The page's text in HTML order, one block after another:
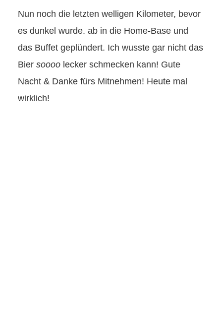
Nun noch die letzten welligen Kilometer, bevor
es dunkel wurde. ab in die Home-Base und
das Buffet geplündert. Ich wusste gar nicht das
Bier soooo lecker schmecken kann! Gute
Nacht & Danke fürs Mitnehmen! Heute mal
wirklich!